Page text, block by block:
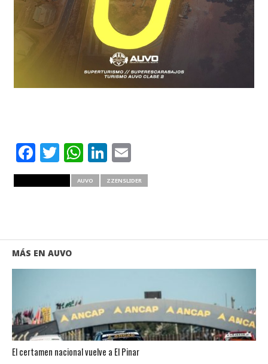
Facebook
Twitter
WhatsApp
LinkedIn
Email
AUVO ZZENSLIDER
MÁS EN AUVO
El certamen nacional vuelve a El Pinar